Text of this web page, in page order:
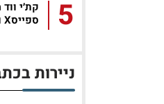
5
קת׳י
ספייסX ו־TSMC - ומוכרת מניות...
ניירות